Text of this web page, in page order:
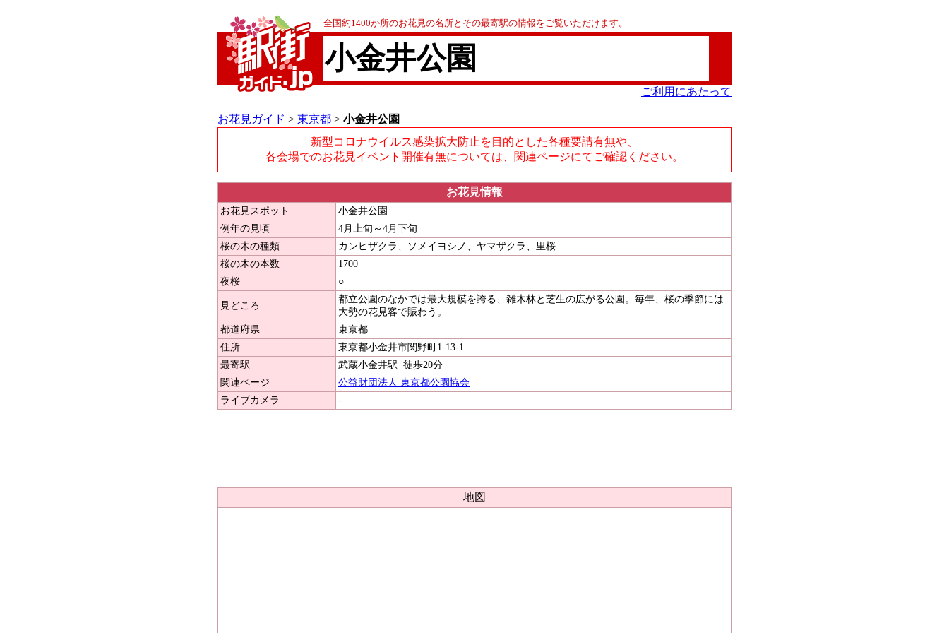
全国約1400か所のお花見の名所とその最寄駅の情報をご覧いただけます。
小金井公園
ご利用にあたって
お花見ガイド > 東京都 > 小金井公園
新型コロナウイルス感染拡大防止を目的とした各種要請有無や、
各会場でのお花見イベント開催有無については、関連ページにてご確認ください。
お花見情報
お花見スポット
小金井公園
例年の見頃
4月上旬～4月下旬
桜の木の種類
カンヒザクラ、ソメイヨシノ、ヤマザクラ、里桜
桜の木の本数
1700
夜桜
○
見どころ
都立公園のなかでは最大規模を誇る、雑木林と芝生の広がる公園。毎年、桜の季節には
大勢の花見客で賑わう。
都道府県
東京都
住所
東京都小金井市関野町1-13-1
最寄駅
武蔵小金井駅 徒歩20分
関連ページ
公益財団法人 東京都公園協会
ライブカメラ
-
地図